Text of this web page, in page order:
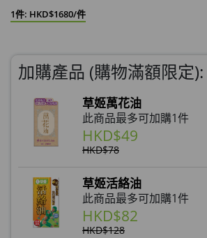
1件: HKD$1680/件
加購產品 (購物滿額限定):
草姬萬花油
此商品最多可加購1件
HKD$49
HKD$78
草姬活絡油
此商品最多可加購1件
HKD$82
HKD$128